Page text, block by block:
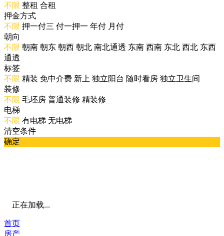
不限 整租 合租
押金方式
不限 押一付三 付一押一 年付 月付
朝向
不限 朝南 朝东 朝西 朝北 南北通透 东南 西南 东北 西北 东西
通透
标签
不限 精装 免中介费 新上 独立阳台 随时看房 独立卫生间
装修
不限 毛坯房 普通装修 精装修
电梯
不限 有电梯 无电梯
清空条件
确定
正在加载...
首页
房产